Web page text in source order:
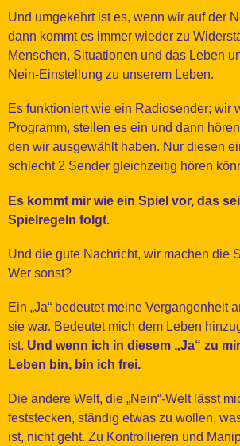
Und umgekehrt ist es, wenn wir auf der
dann kommt es immer wieder zu
Menschen, Situationen und das Leben
Nein-Einstellung zu unserem Leben.
Es funktioniert wie ein Radiosender; wir
Programm, stellen es ein und dann
den wir ausgewählt haben. Nur diesen
schlecht 2 Sender gleichzeitig hören
Es kommt mir wie ein Spiel vor, das
Spielregeln folgt.
Und die gute Nachricht, wir machen die
Wer sonst?
Ein „Ja“ bedeutet meine Vergangenheit
sie war. Bedeutet mich dem Leben
ist. Und wenn ich in diesem „Ja“ zu
Leben bin, bin ich frei.
Die andere Welt, die „Nein“-Welt lässt
feststecken, ständig etwas zu wollen,
ist, nicht geht. Zu Kontrollieren und